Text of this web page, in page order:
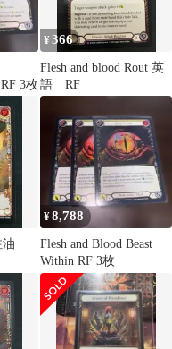
3枚
¥366
Flesh and blood Rout 英
語 RF
¥8,788
Flesh and Blood Beast
Within RF 3枚